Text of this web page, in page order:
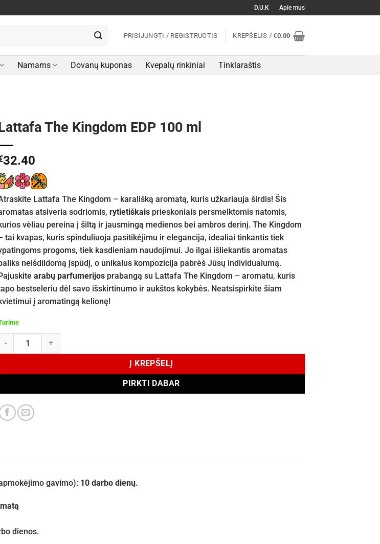
D.U.K Apie mus
PRISIJUNGTI / REGISTRUOTIS KREPŠELIS /€0.00
Namams Dovanų kuponas Kvepalų rinkiniai Tinklaraštis
The Kingdom EDP 100 ml
32.40
Lattafa The Kingdom – karališką aromatą, kuris užkariauja širdis! Šis
atsiveria sodriomis, rytietiškais prieskoniais persmelktomis natomis,
vėliau pereina į šiltą ir jausmingą medienos bei ambros derinį. The Kingdom
tai kvapas, kuris spinduliuoja pasitikėjimu ir elegancija, idealiai tinkantis tiek
progoms, tiek kasdieniam naudojimui. Jo ilgai išliekantis aromatas
neišdildomą įspūdį, o unikalus kompozicija pabrėš Jūsų individualumą.
arabų parfumerijos prabangą su Lattafa The Kingdom – aromatu, kuris
bestseleriu dėl savo išskirtinumo ir aukštos kokybės. Neatsispirkite šiam
į aromatingą kelionę!
produkto kiekis: Lattafa The Kingdom EDP 100 ml
Į KREPŠELĮ
PIRKTI DABAR
gavimo): 10 darbo dienų.
dienos.